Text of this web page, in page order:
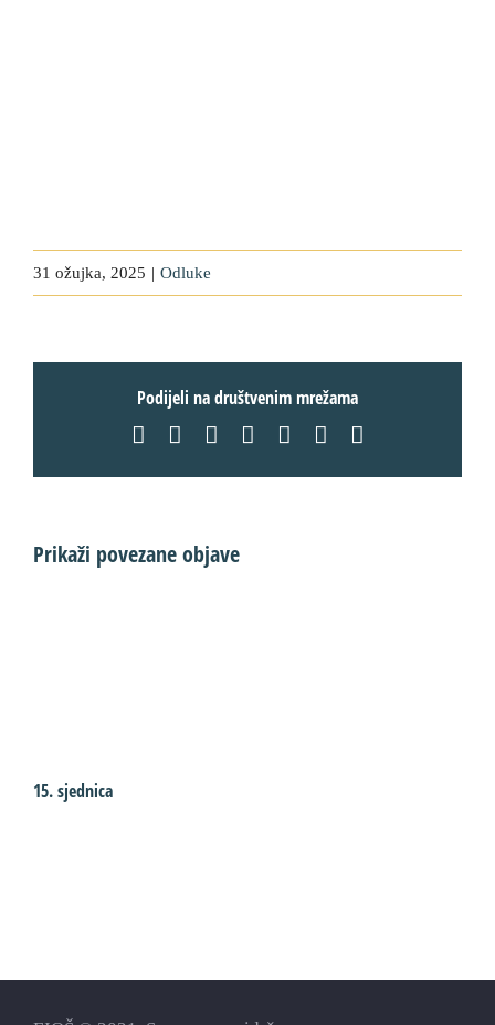
31 ožujka, 2025 | Odluke
Podijeli na društvenim mrežama
Facebook LinkedInWhatsApp
TumblrPinterest
Prikaži povezane objave
15. sjednica